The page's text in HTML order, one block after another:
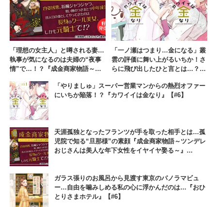
「理想の女主人」と噂される妻…
執事が気になるのは夫婦の“夜事
情”で…！？『成金商家物語～ツ
をイヤイヤ娶る～』【#7】
「一ノ瀬はつまり…金になる」叢
雲の評価に舞い上がるいちか！さ
らに飛び出したひと言とは…？
「やりましゅ」スーパー営業マンからの熱烈オファー
にいちか陥落！？『カワイイは金なり』【#6】
天涯孤独となったフランツが手を取った相手とは…孤
児院で知る“旦那様”の素顔『成金商家物語～ツンデレ
おじさんは美人な年下女性をイヤイヤ娶る～』
ガラス張りのお風呂から見渡す東京のパノラマビュ
ー…自由を噛みしめる私の心に浮かんだのは…『おひ
とりさまホテル』【#6】